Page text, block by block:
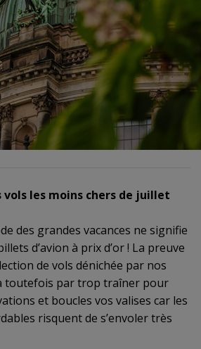
vols les moins chers de juillet
des grandes vacances ne signifie
d’avion à prix d’or ! La preuve
de vols dénichée par nos
toutefois par trop traîner pour
et boucles vos valises car les
risquent de s’envoler très